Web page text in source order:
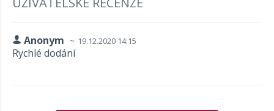
Anonym 19.12.2020 14:15
Rychlé dodání